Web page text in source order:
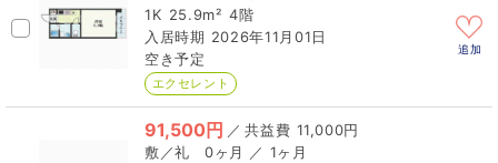
1K 25.9m² 4階
2026年11月01日
空き予定
エクセレント
追加
91,500円 ／
11,000円
0ヶ月 ／ 1ヶ月